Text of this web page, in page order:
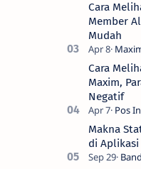
Cara
Member
Mudah
Cara
Maxim,
Negatif
Makna
di